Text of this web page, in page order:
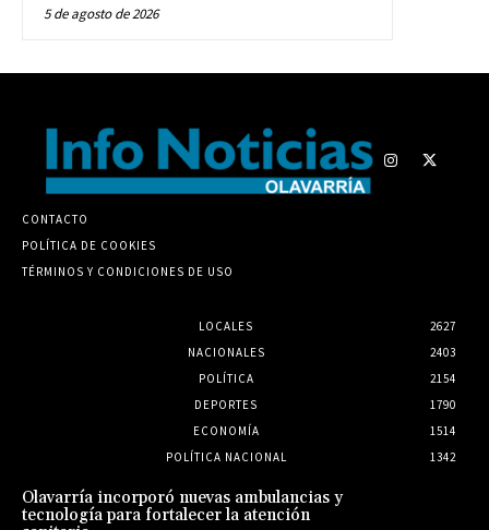
5 de agosto de 2026
CONTACTO
POLÍTICA DE COOKIES
TÉRMINOS Y CONDICIONES DE USO
LOCALES
2627
NACIONALES
2403
POLÍTICA
2154
DEPORTES
1790
ECONOMÍA
1514
POLÍTICA NACIONAL
1342
Olavarría incorporó nuevas ambulancias y
tecnología para fortalecer la atención